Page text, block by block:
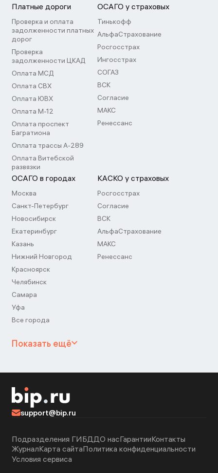
Платные дороги
Проверка и оплата
задолженности платных
дорог
Проверка
задолженности ЦКАД
Оплата МСД
Оплата СВХ
Оплата ЮВХ
Оплата М-12
Оплата проспект
Багратиона
Оплата трассы А-289
Оплата Витебской
развязки
ОСАГО у страховых
Тинькофф
АльфаСтрахование
Росгосстрах
Ингосстрах
СОГАЗ
ВСК
Согласие
МАКС
Ренессанс
ОСАГО в городах
Москва
Санкт-Петербург
Новосибирск
Екатеринбург
Казань
Нижний Новгород
Красноярск
Челябинск
Самара
Уфа
Все города
КАСКО у страховых
Росгосстрах
Согласие
ВСК
АльфаСтрахование
МАКС
Ренессанс
Показать ещё
support@bip.ru
Подразделения ГИБДДО насГарантииКонтакты
ЖурналКарта сайтаПолитика конфиденциальности
Условия сервиса